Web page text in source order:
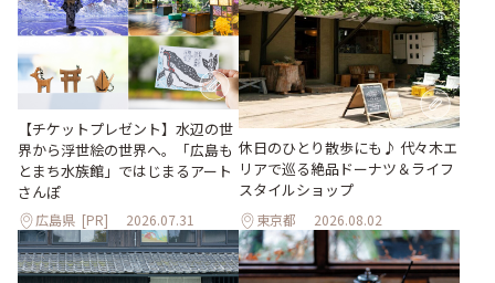
【チケットプレゼント】水辺の世
界から浮世絵の世界へ。「広島も
とまち水族館」ではじまるアート
さんぽ
広島県 [PR] 2026.07.31
休日のひとり散歩にも♪ 代々木エ
リアで巡る絶品ドーナツ＆ライフ
スタイルショップ
東京都 2026.08.02